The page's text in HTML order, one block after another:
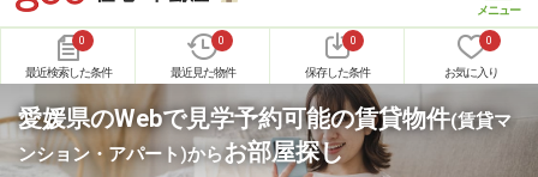
0
最近検索した条件
0
最近見た物件
0
保存した条件
0
お気に入り
愛媛県のWebで見学予約可能の賃貸物件(賃貸マ
ンション・アパート)からお部屋探し